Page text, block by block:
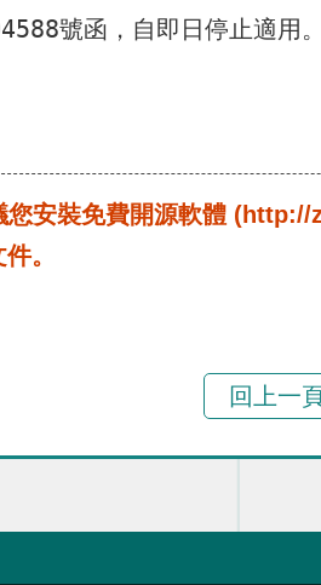
號函，自即日停止適用。
您安裝免費開源軟體 (http://
。
回上一